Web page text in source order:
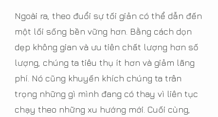
Ngoài ra, theo đuổi sự tối giản có thể dẫn đến
một lối sống bền vững hơn. Bằng cách dọn
dẹp không gian và ưu tiên chất lượng hơn số
lượng, chúng ta tiêu thụ ít hơn và giảm lãng
phí. Nó cũng khuyến khích chúng ta trân
trọng những gì mình đang có thay vì liên tục
chạy theo những xu hướng mới. Cuối cùng,